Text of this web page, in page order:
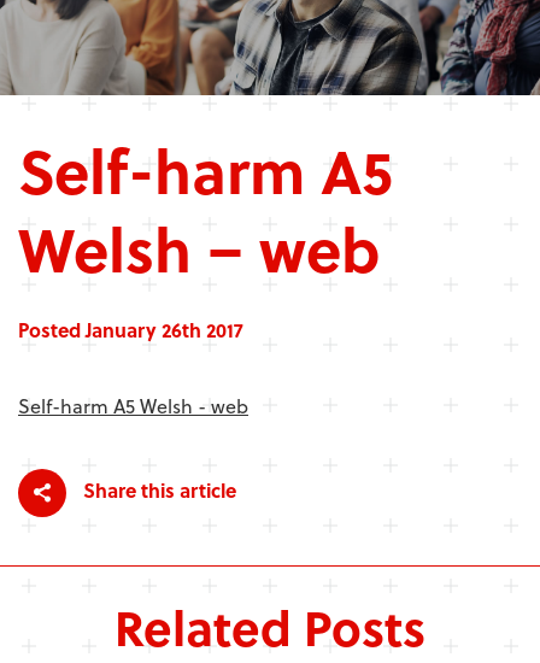
Self-harm A5
Welsh – web
Posted January 26th 2017
Self-harm A5 Welsh - web
Share this article
Related Posts